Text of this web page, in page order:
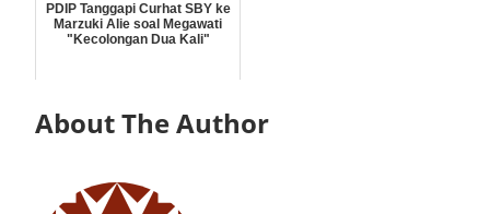
PDIP Tanggapi Curhat SBY ke
Marzuki Alie soal Megawati
"Kecolongan Dua Kali"
About The Author